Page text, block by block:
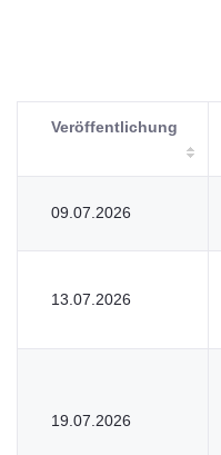
Veröffentlichung
09.07.2026
13.07.2026
19.07.2026